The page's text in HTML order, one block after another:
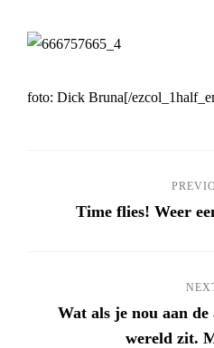
foto: Dick Bruna[/
Time flies! Weer
Wat als je nou aan
wereld zit.